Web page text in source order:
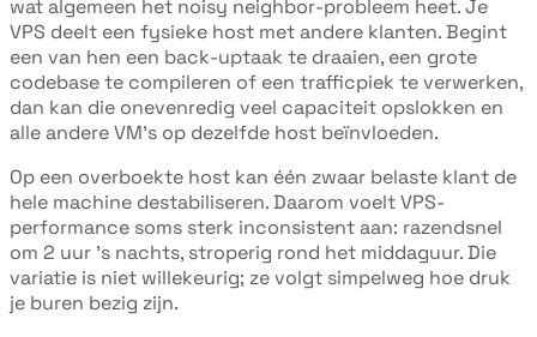
wat algemeen het noisy neighbor-probleem heet. Je
VPS deelt een fysieke host met andere klanten. Begint
een van hen een back-uptaak te draaien, een grote
codebase te compileren of een trafficpiek te verwerken,
dan kan die onevenredig veel capaciteit opslokken en
alle andere VM's op dezelfde host beïnvloeden.
Op een overboekte host kan één zwaar belaste klant de
hele machine destabiliseren. Daarom voelt VPS-
performance soms sterk inconsistent aan: razendsnel
om 2 uur 's nachts, stroperig rond het middaguur. Die
variatie is niet willekeurig; ze volgt simpelweg hoe druk
je buren bezig zijn.